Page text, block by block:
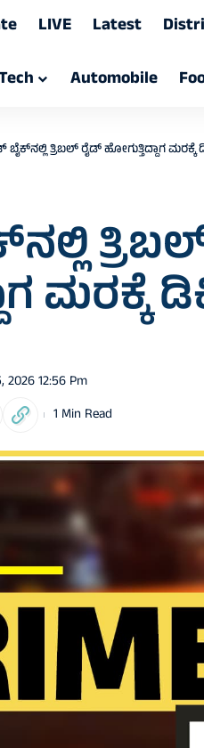
LIVE Latest
Automobile
ತ್ರಿಬಲ್ ರೈಡ್‌ ಹೋಗುತ್ತಿದ್ದಾಗ ಮರಕ್ಕೆ
ಮರಕ್ಕೆ
12:56 Pm
1 Min Read